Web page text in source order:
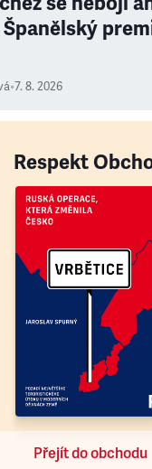
•7. 8. 2026
Respekt
Přejít do obchodu